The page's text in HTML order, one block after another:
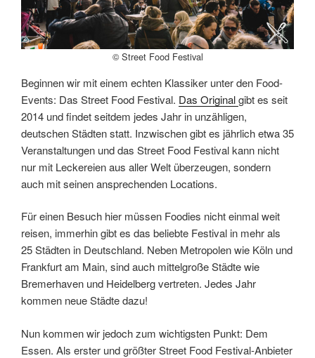
© Street Food Festival
Beginnen wir mit einem echten Klassiker unter den Food-
Events: Das Street Food Festival. Das Originalgibt es seit
2014 und findet seitdem jedes Jahr in unzähligen,
deutschen Städten statt. Inzwischen gibt es jährlich etwa 35
Veranstaltungen und das Street Food Festival kann nicht
nur mit Leckereien aus aller Welt überzeugen, sondern
auch mit seinen ansprechenden Locations.
Für einen Besuch hier müssen Foodies nicht einmal weit
reisen, immerhin gibt es das beliebte Festival in mehr als
25 Städten in Deutschland. Neben Metropolen wie Köln und
Frankfurt am Main, sind auch mittelgroße Städte wie
Bremerhaven und Heidelberg vertreten. Jedes Jahr
kommen neue Städte dazu!
Nun kommen wir jedoch zum wichtigsten Punkt: Dem
Essen. Als erster und größter Street Food Festival-Anbieter